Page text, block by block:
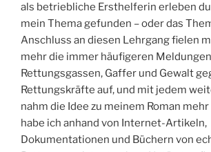
als betriebliche Ersthelferin erleben
mein Thema gefunden – oder das
Anschluss an diesen Lehrgang fielen
mehr die immer häufigeren
Rettungsgassen, Gaffer und Gewalt
Rettungskräfte auf, und mit jedem
nahm die Idee zu meinem Roman
habe ich anhand von Internet-Artikeln,
Dokumentationen und Büchern von